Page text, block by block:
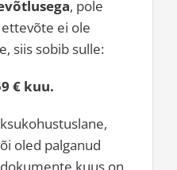
, pole
ei ole
siis sobib sulle:
€ kuu.
oled palganud